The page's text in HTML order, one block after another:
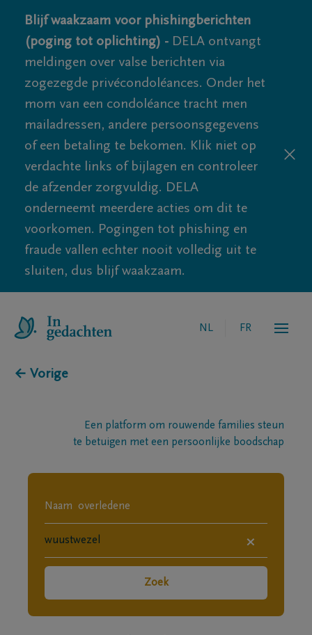
Blijf waakzaam voor phishingberichten
(poging tot oplichting) - DELA ontvangt
meldingen over valse berichten via
zogezegde privécondoléances. Onder het
mom van een condoléance tracht men
mailadressen, andere persoonsgegevens
of een betaling te bekomen. Klik niet op
verdachte links of bijlagen en controleer
de afzender zorgvuldig. DELA
onderneemt meerdere acties om dit te
voorkomen. Pogingen tot phishing en
fraude vallen echter nooit volledig uit te
sluiten, dus blijf waakzaam.
NL FR
← Vorige
Een platform om rouwende families steun
te betuigen met een persoonlijke boodschap
×
Zoek